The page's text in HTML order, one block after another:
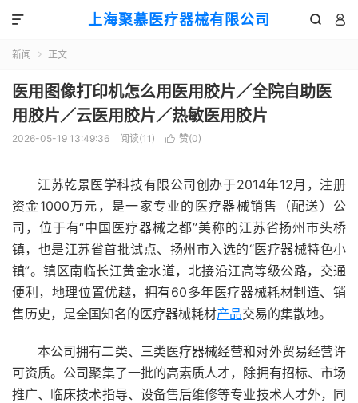
上海聚慕医疗器械有限公司  

新闻  正文
医用图像打印机怎么用医用胶片／全院自助医
用胶片／云医用胶片／热敏医用胶片
2026-05-19 13:49:36 阅读(11 )  赞(0)
江苏乾景医学科技有限公司创办于2014年12月，注册
资金1000万元，是一家专业的医疗器械销售（配送）公
司，位于有“中国医疗器械之都”美称的江苏省扬州市头桥
镇，也是江苏省首批试点、扬州市入选的“医疗器械特色小
镇”。镇区南临长江黄金水道，北接沿江高等级公路，交通
便利，地理位置优越，拥有60多年医疗器械耗材制造、销
售历史，是全国知名的医疗器械耗材产品交易的集散地。
本公司拥有二类、三类医疗器械经营和对外贸易经营许
可资质。公司聚集了一批的高素质人才，除拥有招标、市场
推广、临床技术指导、设备售后维修等专业技术人才外，同